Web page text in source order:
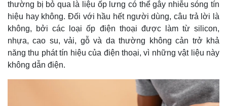
thường bị bỏ qua là liệu ốp lưng có thể gây nhiễu sóng tín
hiệu hay không. Đối với hầu hết người dùng, câu trả lời là
không, bởi các loại ốp điện thoại được làm từ silicon,
nhựa, cao su, vải, gỗ và da thường không cản trở khả
năng thu phát tín hiệu của điện thoại, vì những vật liệu này
không dẫn điện.